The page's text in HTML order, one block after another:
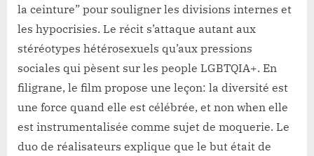
la ceinture” pour souligner les divisions internes et
les hypocrisies. Le récit s’attaque autant aux
stéréotypes hétérosexuels qu’aux pressions
sociales qui pèsent sur les people LGBTQIA+. En
filigrane, le film propose une leçon: la diversité est
une force quand elle est célébrée, et non when elle
est instrumentalisée comme sujet de moquerie. Le
duo de réalisateurs explique que le but était de